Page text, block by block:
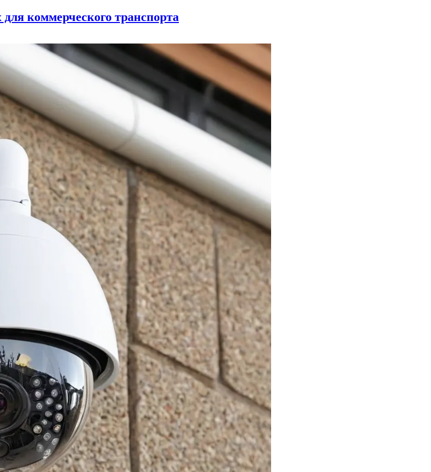
коммерческого транспорта